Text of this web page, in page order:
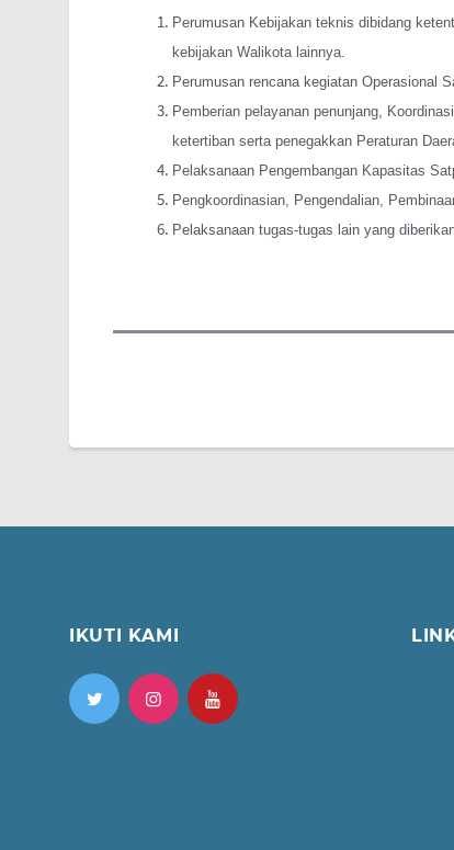
Perumusan Kebijakan teknis dibidang
kebijakan Walikota lainnya.
Perumusan rencana kegiatan Operasional
Pemberian pelayanan penunjang,
ketertiban serta penegakkan Peraturan
Pelaksanaan Pengembangan Kapasitas
Pengkoordinasian, Pengendalian,
Pelaksanaan tugas-tugas lain yang
IKUTI KAMI